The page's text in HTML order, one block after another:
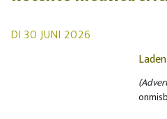
DI 30 JUNI 2026